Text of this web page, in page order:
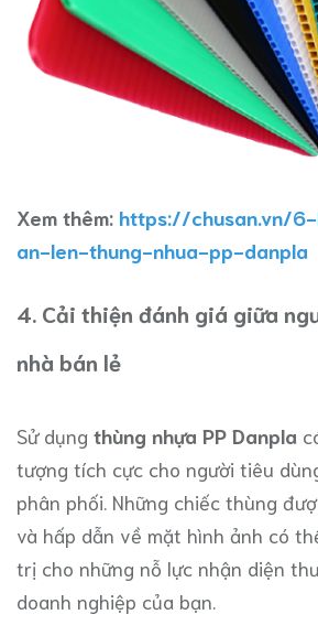
Xem thêm: https://chusan.vn/
an-len-thung-nhua-pp-danpla
4. Cải thiện đánh giá giữa
nhà bán lẻ
Sử dụng thùng nhựa PP Danpla
tượng tích cực cho người tiêu
phân phối. Những chiếc thùng
và hấp dẫn về mặt hình ảnh có
trị cho những nỗ lực nhận diện
doanh nghiệp của bạn.